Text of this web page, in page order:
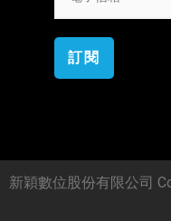
訂閱
新穎數位股份有限公司